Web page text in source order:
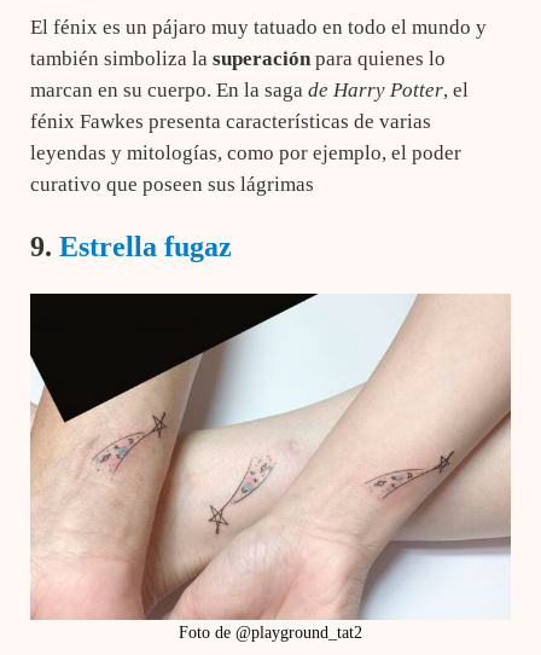
El fénix es un pájaro muy tatuado en todo el mundo y
también simboliza la superación para quienes lo
marcan en su cuerpo. En la saga de Harry Potter, el
fénix Fawkes presenta características de varias
leyendas y mitologías, como por ejemplo, el poder
curativo que poseen sus lágrimas
9. Estrella fugaz
Foto de @playground_tat2